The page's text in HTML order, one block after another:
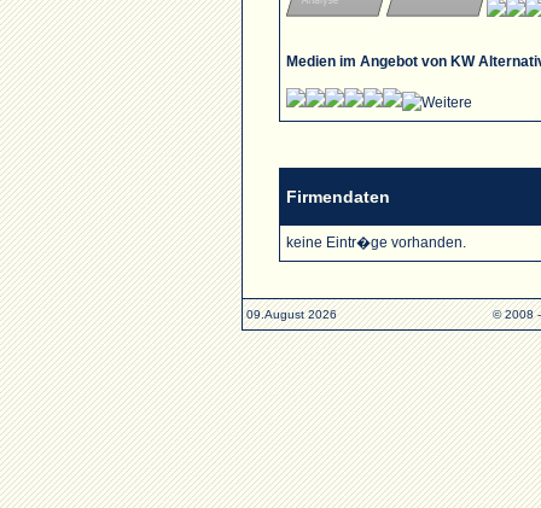
Medien im Angebot von KW
Firmendaten
keine Eintr�ge vorhanden.
09.August 2026 © 2008